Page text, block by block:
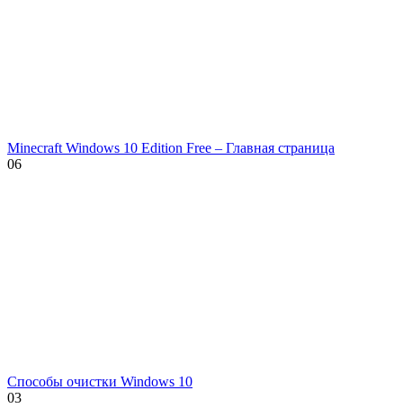
Minecraft Windows 10 Edition Free – Главная страница
06
Способы очистки Windows 10
03